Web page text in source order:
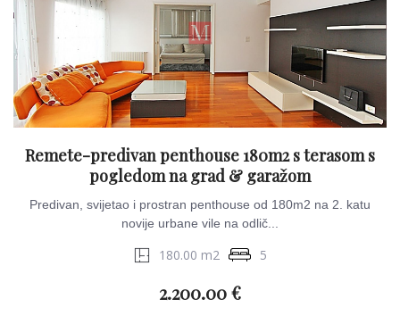
Remete-predivan penthouse 180m2 s terasom s
pogledom na grad & garažom
Predivan, svijetao i prostran penthouse od 180m2 na 2. katu
novije urbane vile na odlič...
180.00 m2 5
2.200.00 €